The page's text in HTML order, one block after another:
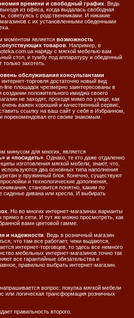
времени и свободный график . Ведь
из офиса, когда выдалась свободная
советуясь с родственниками. И никакие
с их установленными обеденными
моментом является возможность
товаров . Например, в
наряду с мягкой мебелью вам
стол, и тумбу под аппаратуру и обеденный
захотеть.
обслуживания консультантами
торговля достаточно новый вид
line площадок чрезмерно заинтересованы в
создании положительного имиджа своего
не заходят, проходя мимо по улице, как
важен хороший и качественный сервис,
ссылку на ваш сайт у себя в Избранном,
порекомендовал его своим знакомым.
минусом для многих, является
и «посидеть» . Однако, те кто даже отдаленно
изготовления мягкой мебели, знают, что,
используются два основных типа наполнения
и пружинный блок. Конечно, существуют
и технологические дополнения,
становится понятно, каким по
дивана или кресла. И выбирать
. Но во многих интернет-магазинах варианты
в сети. И тут же можно просмотреть, как
вами цветовой гамме.
и надежности . Ведь в розничный магазин
что там все работает, чеки выдаются,
интернет-торговцев, то здесь все немного
мебельных интернет-магазинов точно так
все гарантийные обязательства и
правильно выбрать интернет-магазин.
вопрос: покупка мягкой мебели
или логическая трансформация розничных
правильность второго.